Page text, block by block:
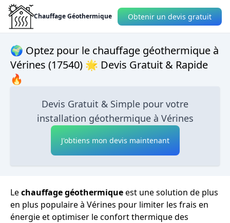
Chauffage Géothermique Obtenir un devis gratuit
🌍 Optez pour le chauffage géothermique à
Vérines (17540) 🌟 Devis Gratuit & Rapide
🔥
Devis Gratuit & Simple pour votre
installation géothermique à Vérines
J'obtiens mon devis maintenant
Lechauffage géothermiqueest une solution de plus
en plus populaire à Vérines pour limiter les frais en
énergie et optimiser le confort thermique des